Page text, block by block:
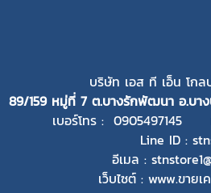
บริษัท เอส ที เอ็น โก
89/159 หมู่ที่ 7 ต.บางรักพัฒนา อ.บา
เบอร์โทร : 0905497145
Line ID :
อีเมล :
เว็บไซต์ : www.ขายเ